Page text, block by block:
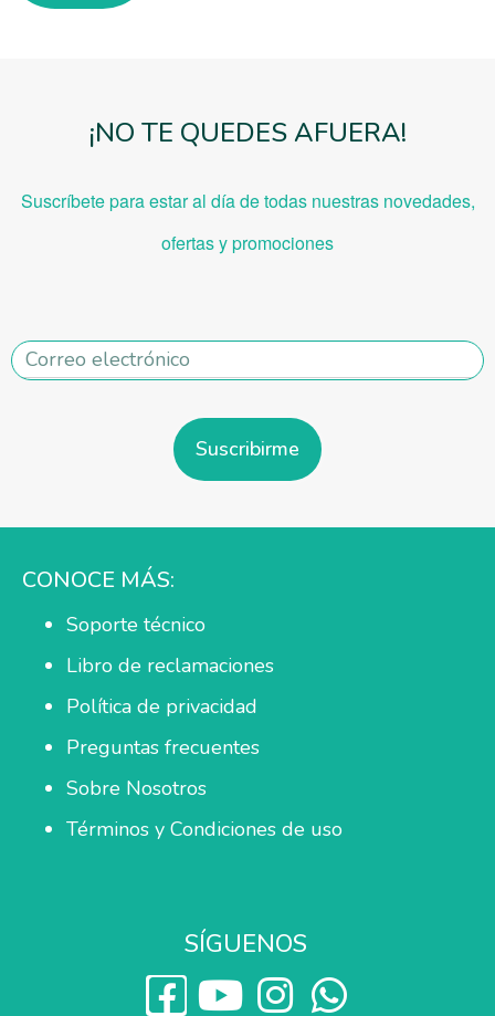
¡NO TE QUEDES AFUERA!
Suscríbete para estar al día de todas nuestras novedades,
ofertas y promociones
Suscribirme
CONOCE MÁS:
Soporte técnico
Libro de reclamaciones
Política de privacidad
Preguntas frecuentes
Sobre Nosotros
Términos y Condiciones de uso
SÍGUENOS